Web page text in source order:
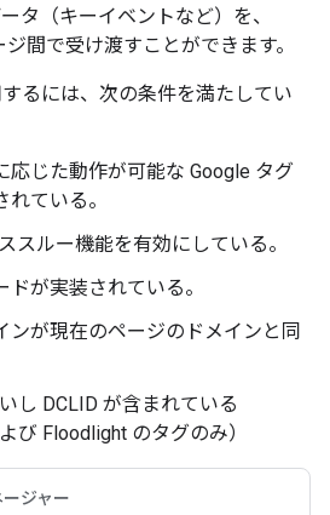
タ（キーイベントなど）を、
間で受け渡すことができます。
るには、次の条件を満たしてい
応じた動作が可能な Google タグ
ている。
スルー機能を有効にしている。
が実装されている。
ンが現在のページのドメインと同
し DCLID が含まれている
び Floodlight のタグのみ）
ジャー